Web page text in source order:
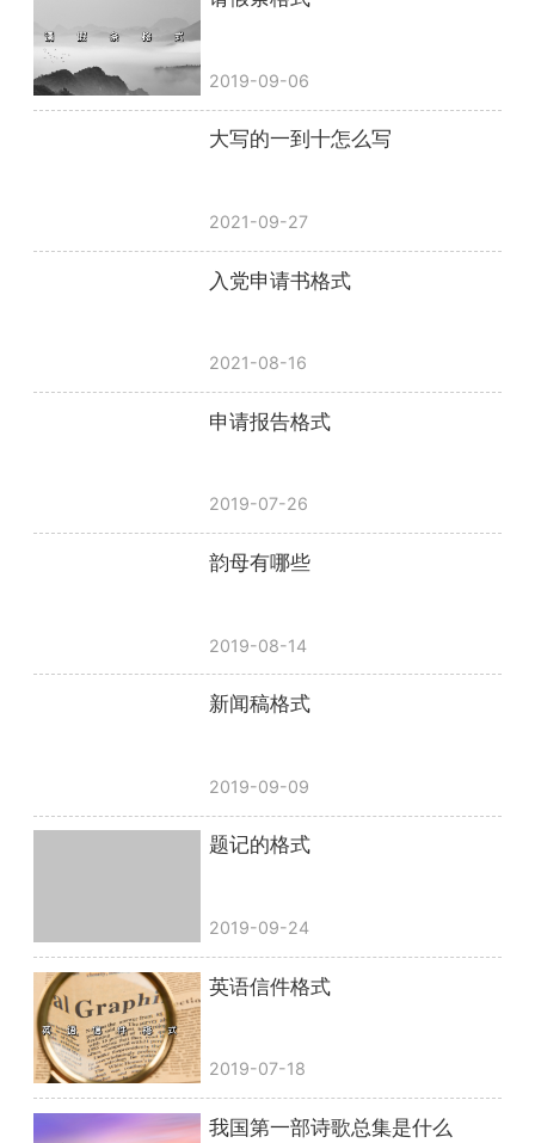
2019-09-06
大写的一到十怎么写
2021-09-27
入党申请书格式
2021-08-16
申请报告格式
2019-07-26
韵母有哪些
2019-08-14
新闻稿格式
2019-09-09
题记的格式
2019-09-24
英语信件格式
2019-07-18
我国第一部诗歌总集是什么